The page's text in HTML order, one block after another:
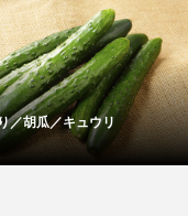
ネクターのカロリー・栄養成